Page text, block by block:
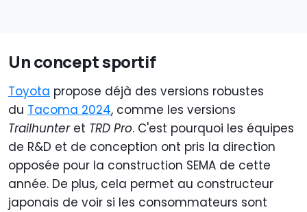
Un concept sportif
Toyota propose déjà des versions robustes
du Tacoma 2024, comme les versions
Trailhunteret TRD Pro. C'est pourquoi les équipes
de R&D et de conception ont pris la direction
opposée pour la construction SEMA de cette
année. De plus, cela permet au constructeur
japonais de voir si les consommateurs sont